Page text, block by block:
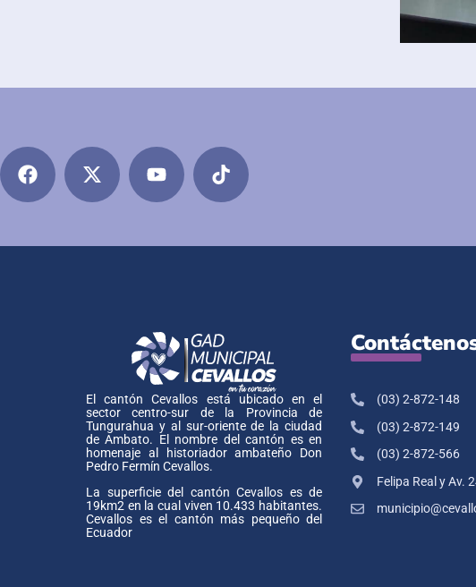
El cantón Cevallos está ubicado en el
sector centro-sur de la Provincia de
Tungurahua y al sur-oriente de la ciudad
de Ambato. El nombre del cantón es en
homenaje al historiador ambateño Don
Pedro Fermín Cevallos.
La superficie del cantón Cevallos es de
19km2 en la cual viven 10.433 habitantes.
Cevallos es el cantón más pequeño del
Ecuador
(03) 2-872-148
(03) 2-872-149
(03) 2-872-566
Felipa Real y Av.